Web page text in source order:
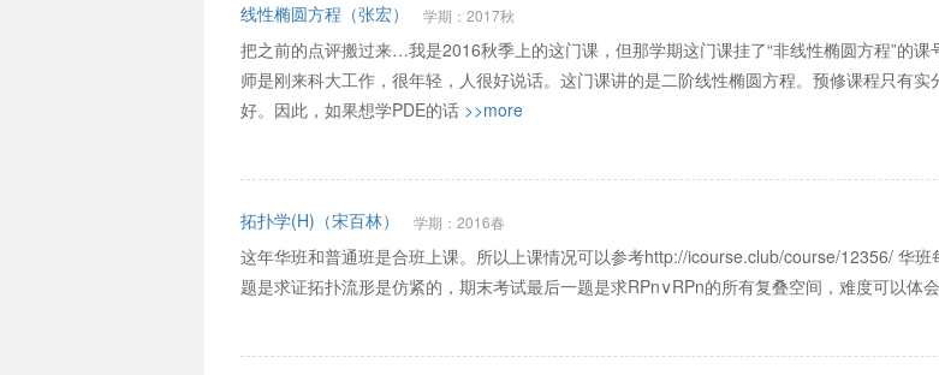
线性椭圆方程（张宏） 学期：2017秋
把之前的点评搬过来…我是2016秋季上的这门课，但那学期这门课挂了“非线性椭圆方
师是刚来科大工作，很年轻，人很好说话。这门课讲的是二阶线性椭圆方程。预修课程只有
好。因此，如果想学PDE的话 >>more
拓扑学(H)（宋百林） 学期：2016春
这年华班和普通班是合班上课。所以上课情况可以参考http://icourse.club/course/12356/ 华
题是求证拓扑流形是仿紧的，期末考试最后一题是求RPn∨RPn的所有复叠空间，难度可以体